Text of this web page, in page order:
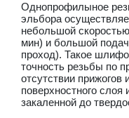
Однопрофилыное
эльбора
небольшой
мин) и большой
проход). Такое
точность резьбы по
отсутствии прижогов
поверхностного слоя
закаленной до